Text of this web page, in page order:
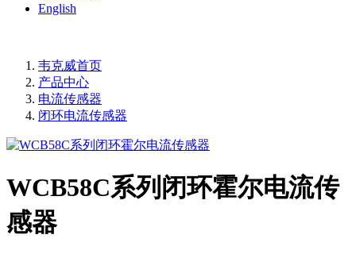
English
韦克威首页
产品中心
电流传感器
闭环电流传感器
WCB58C系列闭环霍尔电流传
感器